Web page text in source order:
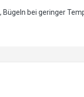
bei geringer